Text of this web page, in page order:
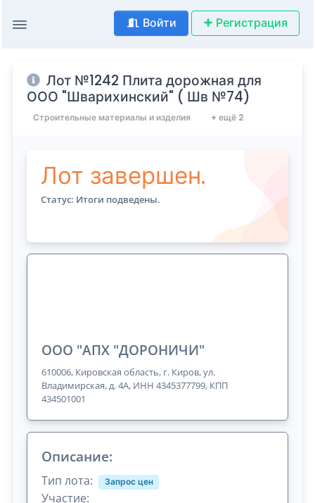
Войти Регистрация
Лот №1242 Плита дорожная для
ООО "Шварихинский" ( Шв №74)
Строительные материалы и изделия + ещё 2
Лот завершен.
Статус: Итоги подведены.
ООО "АПХ "ДОРОНИЧИ"
610006, Кировская область, г. Киров, ул.
Владимирская, д. 4А, ИНН 4345377799, КПП
434501001
Описание:
Тип лота: Запрос цен
Участие: